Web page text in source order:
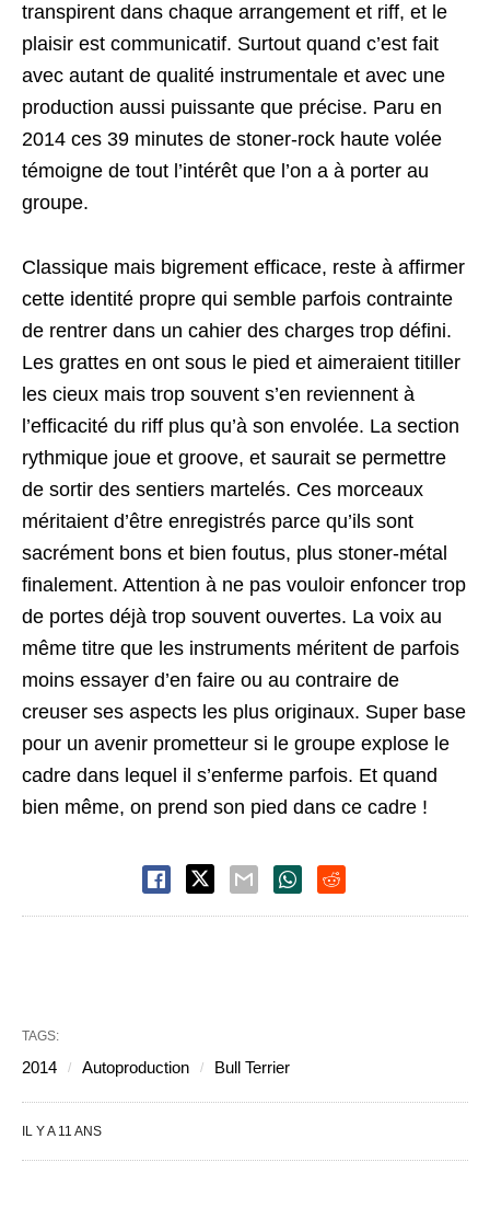
transpirent dans chaque arrangement et riff, et le
plaisir est communicatif. Surtout quand c’est fait
avec autant de qualité instrumentale et avec une
production aussi puissante que précise. Paru en
2014 ces 39 minutes de stoner-rock haute volée
témoigne de tout l’intérêt que l’on a à porter au
groupe.
Classique mais bigrement efficace, reste à affirmer
cette identité propre qui semble parfois contrainte
de rentrer dans un cahier des charges trop défini.
Les grattes en ont sous le pied et aimeraient titiller
les cieux mais trop souvent s’en reviennent à
l’efficacité du riff plus qu’à son envolée. La section
rythmique joue et groove, et saurait se permettre
de sortir des sentiers martelés. Ces morceaux
méritaient d’être enregistrés parce qu’ils sont
sacrément bons et bien foutus, plus stoner-métal
finalement. Attention à ne pas vouloir enfoncer trop
de portes déjà trop souvent ouvertes. La voix au
même titre que les instruments méritent de parfois
moins essayer d’en faire ou au contraire de
creuser ses aspects les plus originaux. Super base
pour un avenir prometteur si le groupe explose le
cadre dans lequel il s’enferme parfois. Et quand
bien même, on prend son pied dans ce cadre !
TAGS:
2014 Autoproduction Bull Terrier
IL Y A 11 ANS